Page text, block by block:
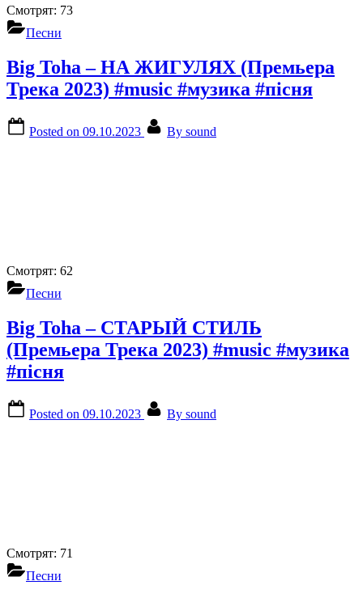
Смотрят: 73
Песни
Big Toha – НА ЖИГУЛЯХ (Премьера
Трека 2023) #music #музика #пісня
Posted on 09.10.2023 By sound
Смотрят: 62
Песни
Big Toha – СТАРЫЙ СТИЛЬ
(Премьера Трека 2023) #music #музика
#пісня
Posted on 09.10.2023 By sound
Смотрят: 71
Песни